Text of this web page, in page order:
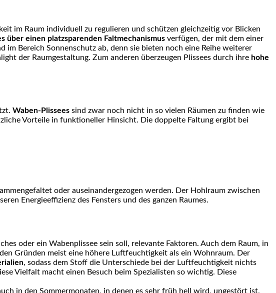
im Raum individuell zu regulieren und schützen gleichzeitig vor Blicken
über einen platzsparenden Faltmechanismus verfügen, der mit dem einer
im Bereich Sonnenschutz ab, denn sie bieten noch eine Reihe weiterer
der Raumgestaltung. Zum anderen überzeugen Plissees durch ihre hohe
Waben-Plissees sind zwar noch nicht in so vielen Räumen zu finden wie
Vorteile in funktioneller Hinsicht. Die doppelte Faltung ergibt bei
oder auseinandergezogen werden. Der Hohlraum zwischen
Energieeffizienz des Fensters und des ganzen Raumes.
oder ein Wabenplissee sein soll, relevante Faktoren. Auch dem Raum, in
Gründen meist eine höhere Luftfeuchtigkeit als ein Wohnraum. Der
, sodass dem Stoff die Unterschiede bei der Luftfeuchtigkeit nichts
Vielfalt macht einen Besuch beim Spezialisten so wichtig. Diese
in den Sommermonaten, in denen es sehr früh hell wird, ungestört ist.